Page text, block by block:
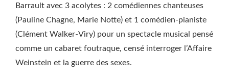
Barrault avec 3 acolytes : 2 comédiennes chanteuses
(Pauline Chagne, Marie Notte) et 1 comédien-pianiste
(Clément Walker-Viry) pour un spectacle musical pensé
comme un cabaret foutraque, censé interroger l’Affaire
Weinstein et la guerre des sexes.